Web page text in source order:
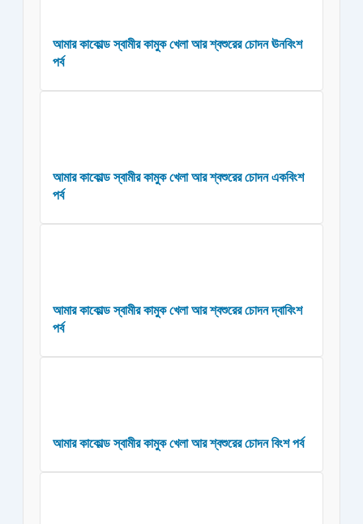
আমার কাকোল্ড স্বামীর কামুক খেলা আর শ্বশুরের চোদন ঊনবিংশ
পর্ব
আমার কাকোল্ড স্বামীর কামুক খেলা আর শ্বশুরের চোদন একবিংশ
পর্ব
আমার কাকোল্ড স্বামীর কামুক খেলা আর শ্বশুরের চোদন দ্বাবিংশ
পর্ব
আমার কাকোল্ড স্বামীর কামুক খেলা আর শ্বশুরের চোদন বিংশ পর্ব